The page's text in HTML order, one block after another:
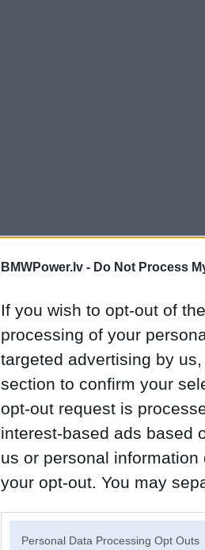
BMWPower.lv - Do Not Process
If you wish to opt-out of
processing of your
targeted advertising by
section to confirm your
opt-out request is
interest-based ads based
us or personal
your opt-out. You may
Personal Data Processing Opt Outs